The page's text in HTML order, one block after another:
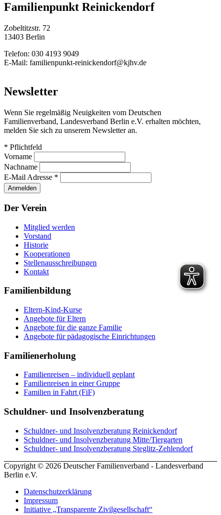
Familienpunkt Reinickendorf
Zobeltitzstr. 72
13403 Berlin
Telefon: 030 4193 9049
E-Mail: familienpunkt-reinickendorf@kjhv.de
Newsletter
Wenn Sie regelmäßig Neuigkeiten vom Deutschen
Familienverband, Landesverband Berlin e.V. erhalten möchten,
melden Sie sich zu unserem Newsletter an.
* Pflichtfeld
Vorname
Nachname
E-Mail Adresse *
Der Verein
Mitglied werden
Vorstand
Historie
Kooperationen
Stellenausschreibungen
Kontakt
Familienbildung
Eltern-Kind-Kurse
Angebote für Eltern
Angebote für die ganze Familie
Angebote für pädagogische Einrichtungen
Familienerholung
Familienreisen – individuell geplant
Familienreisen in einer Gruppe
Familien in Fahrt (FiF)
Schuldner- und Insolvenzberatung
Schuldner- und Insolvenzberatung Reinickendorf
Schuldner- und Insolvenzberatung Mitte/Tiergarten
Schuldner- und Insolvenzberatung Steglitz-Zehlendorf
Copyright © 2026 Deutscher Familienverband - Landesverband
Berlin e.V.
Datenschutzerklärung
Impressum
Initiative „Transparente Zivilgesellschaft“